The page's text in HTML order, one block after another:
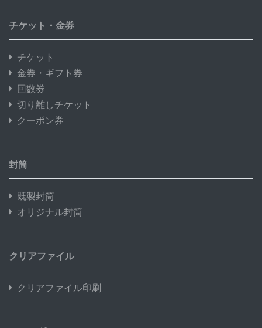
チケット・金券
チケット
金券・ギフト券
回数券
切り離しチケット
クーポン券
封筒
既製封筒
オリジナル封筒
クリアファイル
クリアファイル印刷